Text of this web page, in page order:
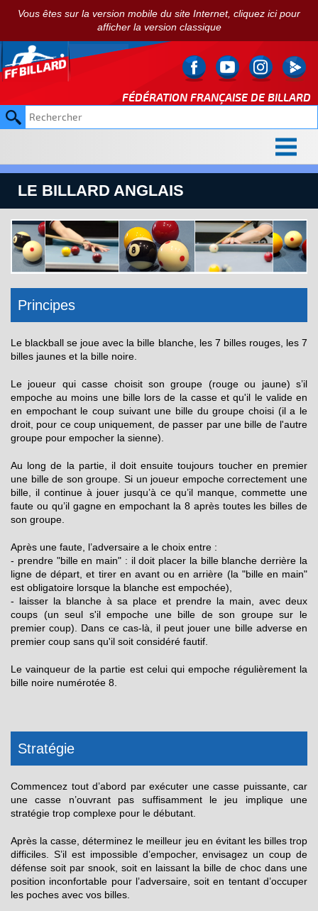
Vous êtes sur la version mobile du site Internet, cliquez ici pour
afficher la version classique
FÉDÉRATION FRANÇAISE DE BILLARD
LE BILLARD ANGLAIS
Principes
Le blackball se joue avec la bille blanche, les 7 billes rouges, les 7
billes jaunes et la bille noire.
Le joueur qui casse choisit son groupe (rouge ou jaune) s’il
empoche au moins une bille lors de la casse et qu'il le valide en
en empochant le coup suivant une bille du groupe choisi (il a le
droit, pour ce coup uniquement, de passer par une bille de l'autre
groupe pour empocher la sienne).
Au long de la partie, il doit ensuite toujours toucher en premier
une bille de son groupe. Si un joueur empoche correctement une
bille, il continue à jouer jusqu’à ce qu’il manque, commette une
faute ou qu’il gagne en empochant la 8 après toutes les billes de
son groupe.
Après une faute, l’adversaire a le choix entre :
- prendre "bille en main" : il doit placer la bille blanche derrière la
ligne de départ, et tirer en avant ou en arrière (la "bille en main"
est obligatoire lorsque la blanche est empochée),
- laisser la blanche à sa place et prendre la main, avec deux
coups (un seul s'il empoche une bille de son groupe sur le
premier coup). Dans ce cas-là, il peut jouer une bille adverse en
premier coup sans qu'il soit considéré fautif.
Le vainqueur de la partie est celui qui empoche régulièrement la
bille noire numérotée 8.
Stratégie
Commencez tout d’abord par exécuter une casse puissante, car
une casse n’ouvrant pas suffisamment le jeu implique une
stratégie trop complexe pour le débutant.
Après la casse, déterminez le meilleur jeu en évitant les billes trop
difficiles. S’il est impossible d’empocher, envisagez un coup de
défense soit par snook, soit en laissant la bille de choc dans une
position inconfortable pour l’adversaire, soit en tentant d’occuper
les poches avec vos billes.